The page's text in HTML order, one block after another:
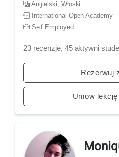
Angielski, Włoski
International Open Academy
Self Employed
23 recenzje, 45 aktywni
Rezerwuj
Umów